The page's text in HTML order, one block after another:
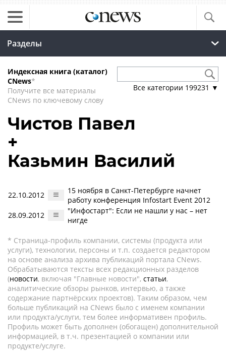
Разделы
Индексная книга (каталог)
CNews*
Получите все материалы
CNews по ключевому слову
Все категории 199231 ▼
Чистов Павел
+
Казьмин Василий
22.10.2012
15 ноября в Санкт-Петербурге начнет
работу конференция Infostart Event 2012
28.09.2012
"Инфостарт": Если не нашли у нас – нет
нигде
* Страница-профиль компании, системы (продукта или
услуги), технологии, персоны и т.п. создается редактором
на основе анализа архива публикаций портала CNews.
Обрабатываются тексты всех редакционных разделов
(новости, включая "Главные новости", статьи,
аналитические обзоры рынков, интервью, а также
содержание партнёрских проектов). Таким образом, чем
больше публикаций на CNews было с именем компании
или продукта/услуги, тем более информативен профиль.
Профиль может быть дополнен (обогащен) дополнительной
информацией, в т.ч. презентацией о компании или
продукте/услуге.